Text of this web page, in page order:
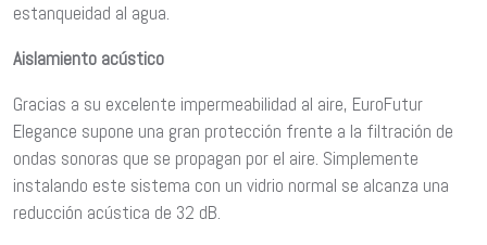
estanqueidad al agua.
Aislamiento acústico
Gracias a su excelente impermeabilidad al aire, EuroFutur
Elegance supone una gran protección frente a la filtración de
ondas sonoras que se propagan por el aire. Simplemente
instalando este sistema con un vidrio normal se alcanza una
reducción acústica de 32 dB.